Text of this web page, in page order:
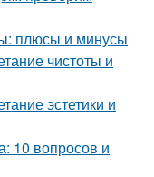
плюсы и минусы
чистоты и
эстетики и
10 вопросов и